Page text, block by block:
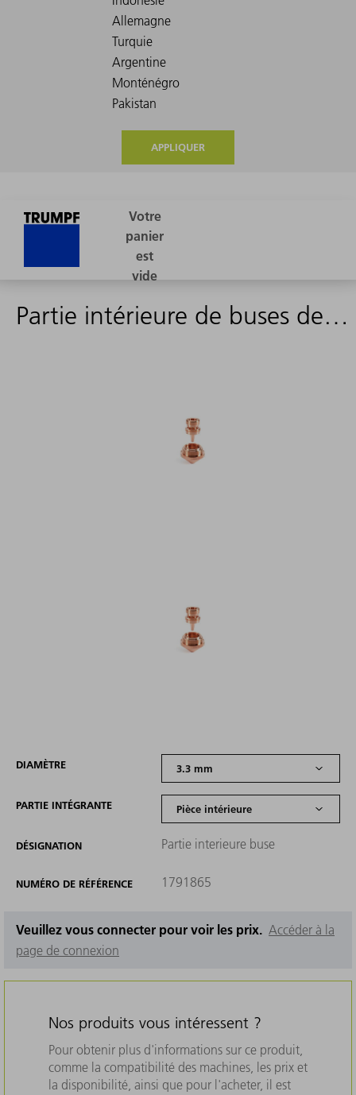
APPLIQUER
Partie intérieure de buses de tête de coupe à miroir IAH
DIAMÈTRE
PARTIE INTÉGRANTE
DÉSIGNATION Partie interieure buse
NUMÉRO DE RÉFÉRENCE 1791865
Veuillez vous connecter pour voir les prix. Accéder à la
page de connexion
Nos produits vous intéressent ?
Pour obtenir plus d'informations sur ce produit,
comme la compatibilité des machines, les prix et
la disponibilité, ainsi que pour l'acheter, il est